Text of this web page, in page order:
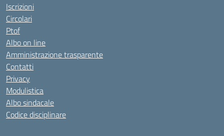
Iscrizioni
Circolari
Ptof
Albo on line
Amministrazione trasparente
Contatti
Privacy
Modulistica
Albo sindacale
Codice disciplinare